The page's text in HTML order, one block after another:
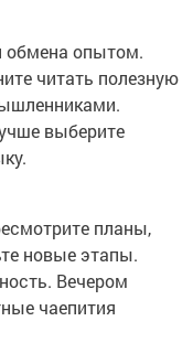
обмена опытом.
читать полезную
выберите
планы,
новые этапы.
Вечером
чаепития